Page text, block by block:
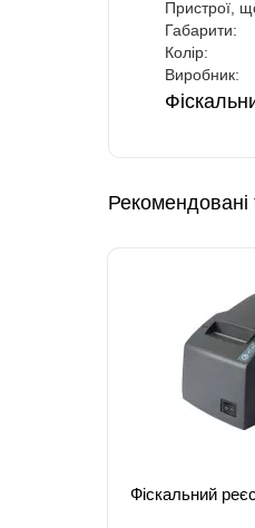
Пристрої,
Габарити:
Колір:
Виробник:
Рекомендовані
Фіскальний